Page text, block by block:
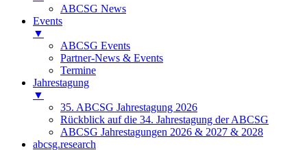
ABCSG News
Events
▼
ABCSG Events
Partner-News & Events
Termine
Jahrestagung
▼
35. ABCSG Jahrestagung 2026
Rückblick auf die 34. Jahrestagung der ABCSG
ABCSG Jahrestagungen 2026 & 2027 & 2028
abcsg.research